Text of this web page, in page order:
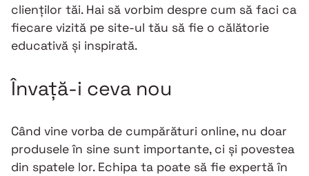
clienților tăi. Hai să vorbim despre cum să faci ca
fiecare vizită pe site-ul tău să fie o călătorie
educativă și inspirată.
Învață-i ceva nou
Când vine vorba de cumpărături online, nu doar
produsele în sine sunt importante, ci și povestea
din spatele lor. Echipa ta poate să fie expertă în